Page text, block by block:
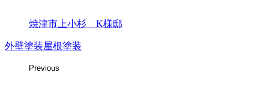
焼津市上小杉 K様邸
外壁塗装屋根塗装
Previous